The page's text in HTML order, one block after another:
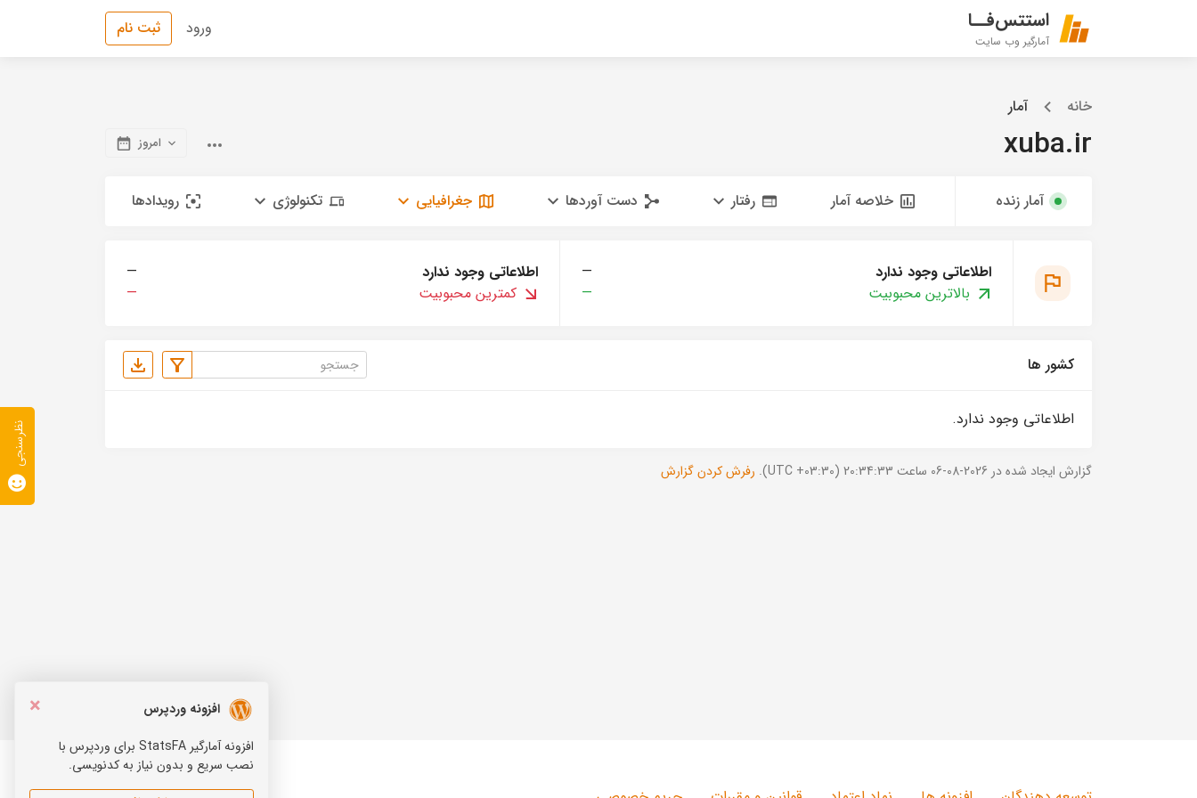
استتس‌فــا
آمارگیر وب سایت
ورود ثبت نام
خانه آمار
xuba.ir امروز
آمار زنده خلاصه آمار رفتار دست آوردها جغرافیایی تکنولوژی رویدادها
اطلاعاتی وجود ندارد
—
بالاترین محبوبیت
—
اطلاعاتی وجود ندارد
—
کمترین محبوبیت
—
کشور ها
اطلاعاتی وجود ندارد.
گزارش ایجاد شده در 2026-08-06 ساعت 20:34:33 (UTC +03:30). رفرش کردن گزارش
×
افزونه وردپرس
افزونه آمارگیر StatsFA برای وردپرس با
نصب سریع و بدون نیاز به کدنویسی.
نظرسنجی